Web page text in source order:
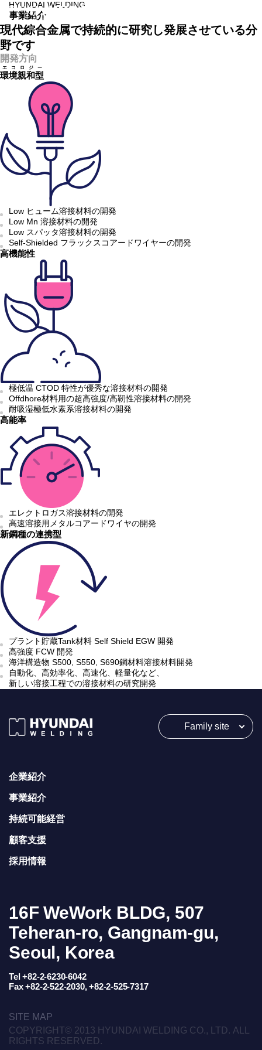
HYUNDAI WELDING
事業紹介
現代綜合金属で持続的に研究し発展させている分
野です
開発方向
環境親和型
エコロジー
Low ヒューム溶接材料の開発
Low Mn 溶接材料の開発
Low スパッタ溶接材料の開発
Self-Shielded フラックスコアードワイヤーの開発
高機能性
極低温 CTOD 特性が優秀な溶接材料の開発
Offdhore材料用の超高強度/高靭性溶接材料の開発
耐吸湿極低水素系溶接材料の開発
高能率
エレクトロガス溶接材料の開発
高速溶接用メタルコアードワイヤの開発
新鋼種の連携型
プラント貯蔵Tank材料 Self Shield EGW 開発
高強度 FCW 開発
海洋構造物 S500, S550, S690鋼材料溶接材料開発
自動化、高効率化、高速化、軽量化など、
新しい溶接工程での溶接材料の研究開発
Family site
企業紹介
事業紹介
持続可能経営
顧客支援
採用情報
16F WeWork BLDG, 507
Teheran-ro, Gangnam-gu,
Seoul, Korea
Tel +82-2-6230-6042
Fax +82-2-522-2030, +82-2-525-7317
SITE MAP
COPYRIGHT© 2013 HYUNDAI WELDING CO., LTD. ALL
RIGHTS RESERVED.